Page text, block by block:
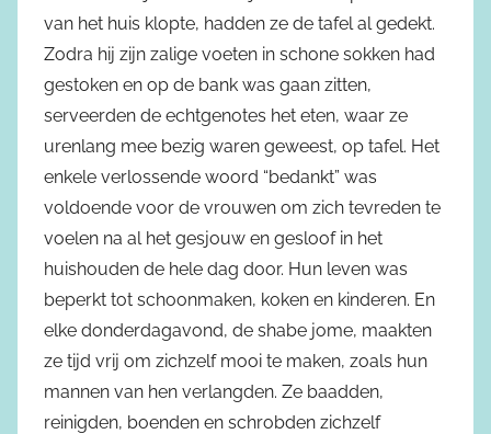
van het huis klopte, hadden ze de tafel al gedekt.
Zodra hij zijn zalige voeten in schone sokken had
gestoken en op de bank was gaan zitten,
serveerden de echtgenotes het eten, waar ze
urenlang mee bezig waren geweest, op tafel. Het
enkele verlossende woord “bedankt” was
voldoende voor de vrouwen om zich tevreden te
voelen na al het gesjouw en gesloof in het
huishouden de hele dag door. Hun leven was
beperkt tot schoonmaken, koken en kinderen. En
elke donderdagavond, de shabe jome, maakten
ze tijd vrij om zichzelf mooi te maken, zoals hun
mannen van hen verlangden. Ze baadden,
reinigden, boenden en schrobden zichzelf